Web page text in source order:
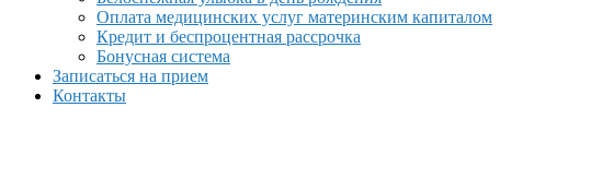
Оплата медицинских услуг материнским капиталом
Кредит и беспроцентная рассрочка
Бонусная система
Записаться на прием
Контакты